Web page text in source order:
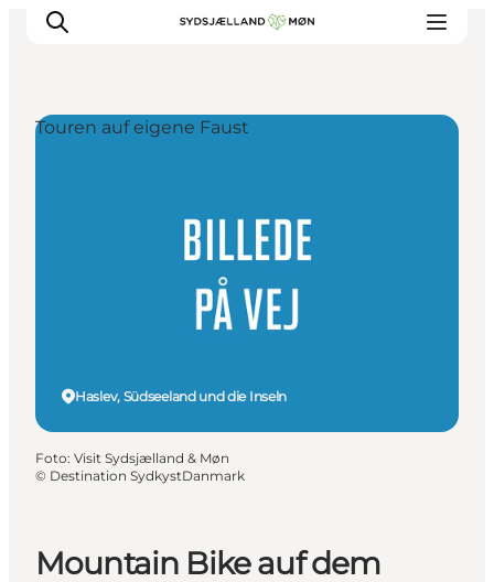
Städte und Orte
Mountain Bike auf dem
Haslev, Südseeland und die Inseln
Touren auf eigene Faust
Foto: Visit Sydsjælland & Møn
© Destination SydkystDanmark